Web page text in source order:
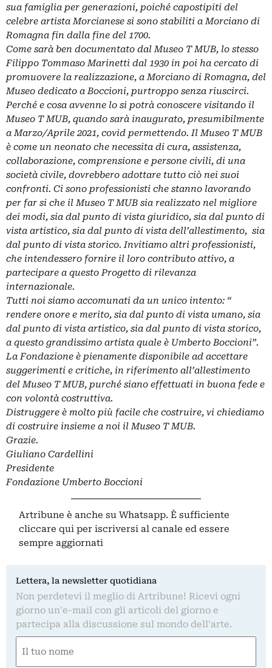
sua famiglia per generazioni, poiché capostipiti del
celebre artista Morcianese si sono stabiliti a Morciano di
Romagna fin dalla fine del 1700.
Come sarà ben documentato dal Museo T MUB, lo stesso
Filippo Tommaso Marinetti dal 1930 in poi ha cercato di
promuovere la realizzazione, a Morciano di Romagna, del
Museo dedicato a Boccioni, purtroppo senza riuscirci.
Perché e cosa avvenne lo si potrà conoscere visitando il
Museo T MUB, quando sarà inaugurato, presumibilmente
a Marzo/Aprile 2021, covid permettendo.Il Museo T MUB
è come un neonato che necessita di cura, assistenza,
collaborazione, comprensione e persone civili, di una
società civile, dovrebbero adottare tutto ciò nei suoi
confronti. Ci sono professionisti che stanno lavorando
per far si che il Museo T MUB sia realizzato nel migliore
dei modi, sia dal punto di vista giuridico, sia dal punto di
vista artistico, sia dal punto di vista dell’allestimento, sia
dal punto di vista storico.Invitiamo altri professionisti,
che intendessero fornire il loro contributo attivo, a
partecipare a questo Progetto di rilevanza
internazionale.
Tutti noi siamo accomunati da un unico intento: “
rendere onore e merito, sia dal punto di vista umano, sia
dal punto di vista artistico, sia dal punto di vista storico,
a questo grandissimo artista quale è Umberto Boccioni”.
La Fondazione è pienamente disponibile ad accettare
suggerimenti e critiche, in riferimento all’allestimento
del Museo T MUB, purché siano effettuati in buona fede e
con volontà costruttiva.
Distruggere è molto più facile che costruire, vi chiediamo
di costruire insieme a noi il Museo T MUB.
Grazie.
Giuliano Cardellini
Presidente
Fondazione Umberto Boccioni
Artribune è anche su Whatsapp. È sufficiente
cliccare qui per iscriversi al canale ed essere
sempre aggiornati
Lettera, la newsletter quotidiana
Non perdetevi il meglio di Artribune! Ricevi ogni
giorno un'e-mail con gli articoli del giorno e
partecipa alla discussione sul mondo dell'arte.
(Obbligatorio)